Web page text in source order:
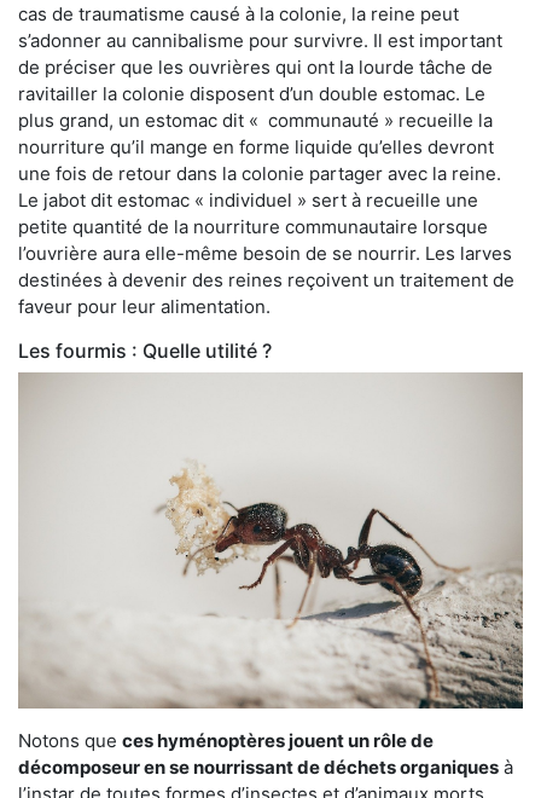
cas de traumatisme causé à la colonie, la reine peut
s’adonner au cannibalisme pour survivre. Il est important
de préciser que les ouvrières qui ont la lourde tâche de
ravitailler la colonie disposent d’un double estomac. Le
plus grand, un estomac dit « communauté » recueille la
nourriture qu’il mange en forme liquide qu’elles devront
une fois de retour dans la colonie partager avec la reine.
Le jabot dit estomac « individuel » sert à recueille une
petite quantité de la nourriture communautaire lorsque
l’ouvrière aura elle-même besoin de se nourrir. Les larves
destinées à devenir des reines reçoivent un traitement de
faveur pour leur alimentation.
Les fourmis : Quelle utilité ?
Notons que ces hyménoptères jouent un rôle de
décomposeur en se nourrissant de déchets organiques à